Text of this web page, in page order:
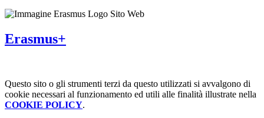
Erasmus+
Questo sito o gli strumenti terzi da questo utilizzati si avvalgono di
cookie necessari al funzionamento ed utili alle finalità illustrate nella
COOKIE POLICY.